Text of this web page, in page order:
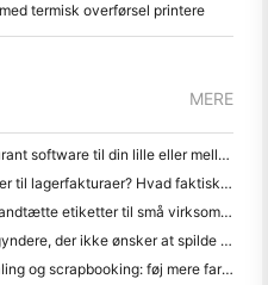
termisk overførsel printere
MERE
Sådan vælger du den rigtige restaurant software til din lille eller mellemstore restaurant
Har du brug for en bærbar A4-printer til lagerfakturaer? Hvad faktisk virker
Kan termiske etikettprintere lave vandtætte etiketter til små virksomhedsprodukter?
Bedste øjeblikkelige kamera til begyndere, der ikke ønsker at spilde papir
Bedste farve etiket maker til journaling og scrapbooking: føj mere farve til hver side